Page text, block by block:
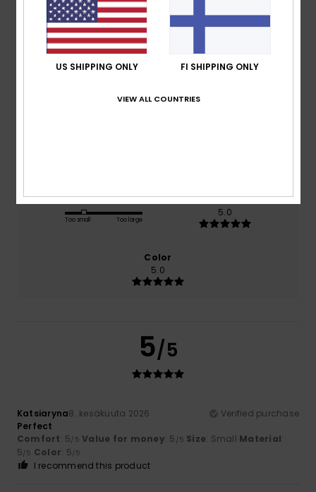
Average Score
5.0
100% of our customers recommend this product
Size
Too small Too large
Material
5.0
Color
5.0
5/5
Katsiaryna8. kesäkuuta 2026
Verified purchase
Perfect
Comfort: 5/5 Value for money: 5 /5 Size: Small Material:
5/5 Color: 5/5
I recommend this product
US SHIPPING ONLY FI SHIPPING ONLY
VIEW ALL COUNTRIES